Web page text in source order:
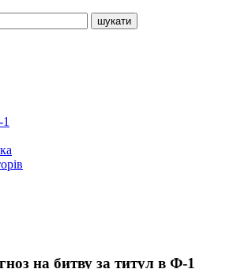
на битву за титул в Ф-1